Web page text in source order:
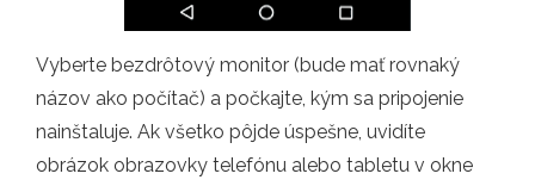
Vyberte bezdrôtový monitor (bude mať rovnaký
názov ako počítač) a počkajte, kým sa pripojenie
nainštaluje. Ak všetko pôjde úspešne, uvidíte
obrázok obrazovky telefónu alebo tabletu v okne